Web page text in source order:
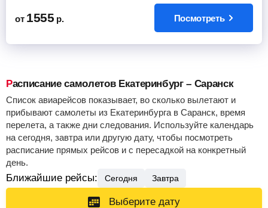
от 1555 р. Посмотреть
Расписание самолетов Екатеринбург – Саранск
Список авиарейсов показывает, во сколько вылетают и
прибывают самолеты из Екатеринбурга в Саранск, время
перелета, а также дни следования. Используйте календарь
на сегодня, завтра или другую дату, чтобы посмотреть
расписание прямых рейсов и с пересадкой на конкретный
день.
Ближайшие рейсы: Сегодня Завтра
Выберите дату